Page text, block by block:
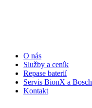
O nás
Služby a ceník
Repase baterií
Servis BionX a Bosch
Kontakt